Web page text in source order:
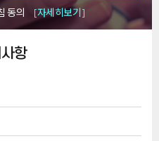
항
동의 [자세히보기]